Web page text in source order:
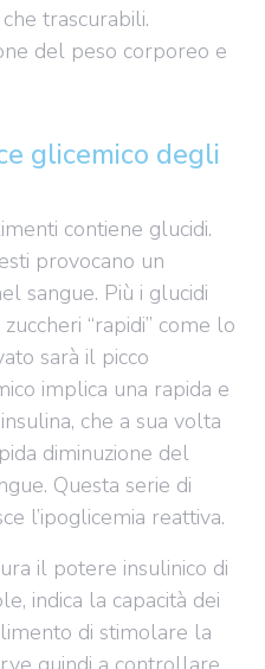
trascurabili.
del peso corporeo e
glicemico degli
contiene glucidi.
provocano un
sangue. Più i glucidi
“rapidi” come lo
sarà il picco
implica una rapida e
che a sua volta
diminuzione del
Questa serie di
l’ipoglicemia reattiva.
il potere insulinico di
indica la capacità dei
di stimolare la